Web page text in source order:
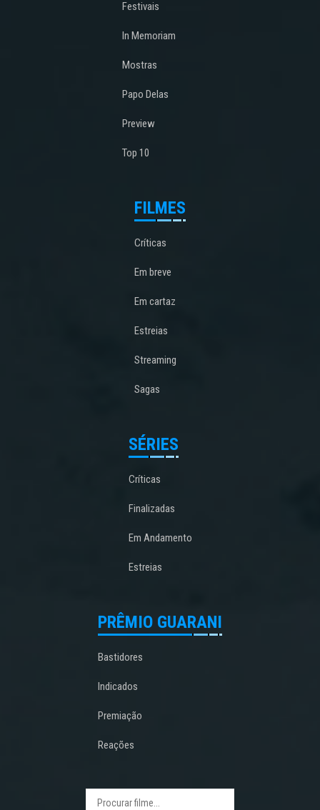
Festivais
In Memoriam
Mostras
Papo Delas
Preview
Top 10
FILMES
Críticas
Em breve
Em cartaz
Estreias
Streaming
Sagas
SÉRIES
Críticas
Finalizadas
Em Andamento
Estreias
PRÊMIO GUARANI
Bastidores
Indicados
Premiação
Reações